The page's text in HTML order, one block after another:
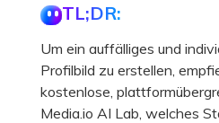
TL;DR:
Um ein auffälliges und
Profilbild zu erstellen,
kostenlose,
Media.io AI Lab, welches